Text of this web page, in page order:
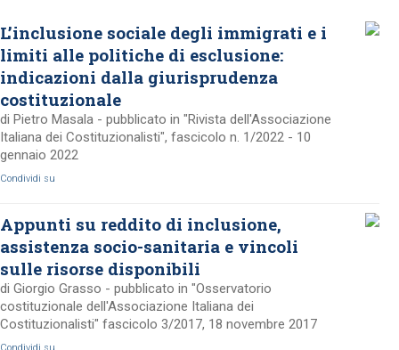
L’inclusione sociale degli immigrati e i
limiti alle politiche di esclusione:
indicazioni dalla giurisprudenza
costituzionale
di Pietro Masala - pubblicato in "Rivista dell'Associazione
Italiana dei Costituzionalisti", fascicolo n. 1/2022 - 10
gennaio 2022
Condividi su
Appunti su reddito di inclusione,
assistenza socio-sanitaria e vincoli
sulle risorse disponibili
di Giorgio Grasso - pubblicato in "Osservatorio
costituzionale dell'Associazione Italiana dei
Costituzionalisti" fascicolo 3/2017, 18 novembre 2017